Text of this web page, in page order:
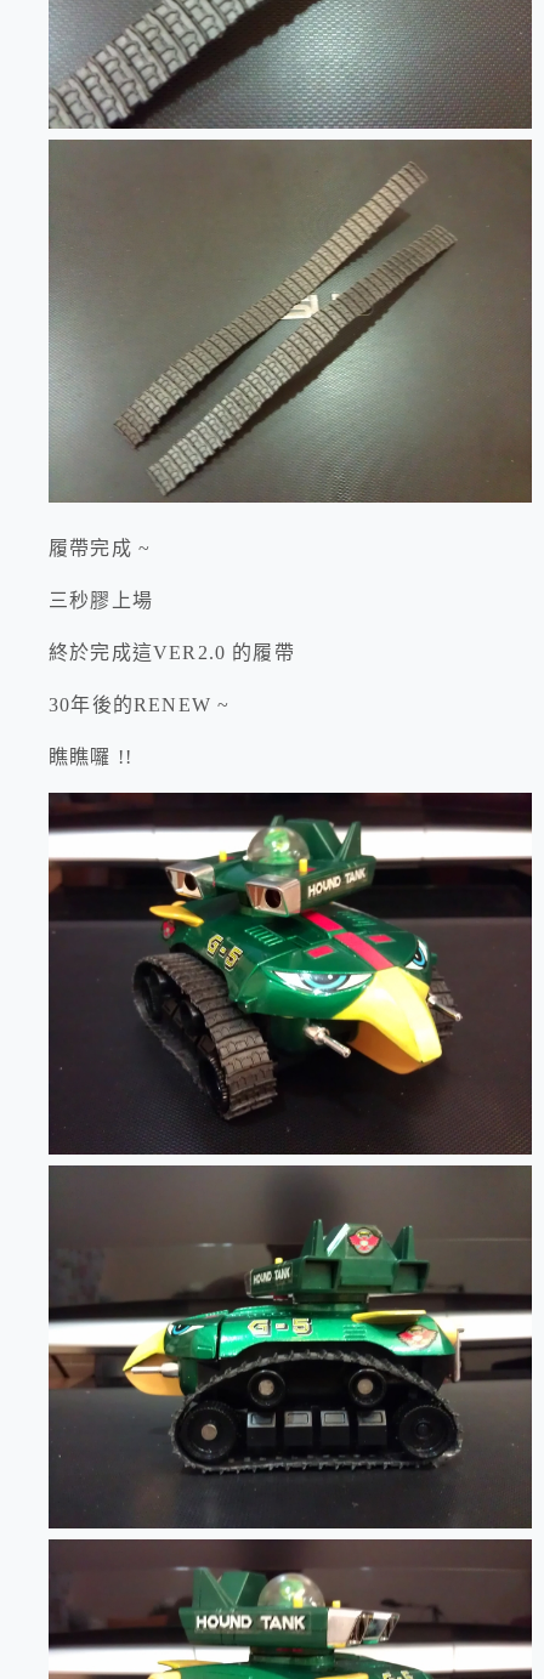
履帶完成 ~
三秒膠上場
終於完成這VER2.0 的履帶
30年後的RENEW ~
瞧瞧囉 !!